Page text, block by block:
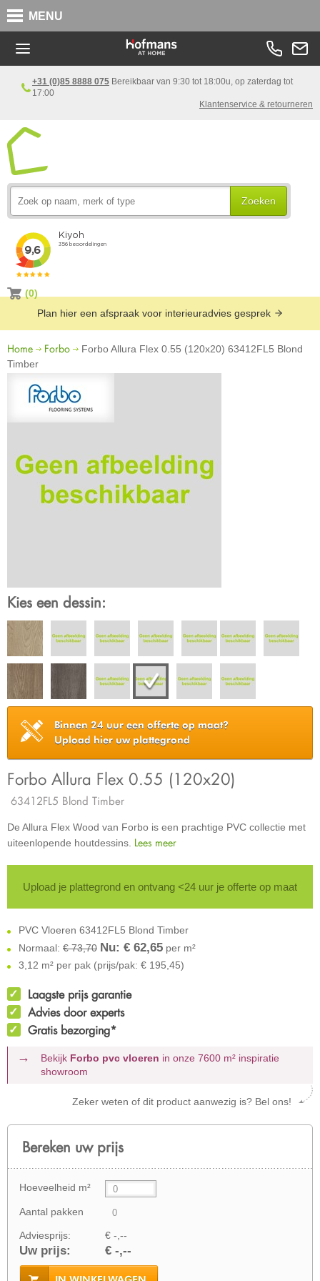
MENU
+31 (0)85 8888 075 Bereikbaar van 9:30 tot 18:00u, op zaterdag tot
17:00
Klantenservice & retourneren
Zoeken
(0)
Plan hier een afspraak voor interieuradvies gesprek
Home Forbo
Forbo Allura Flex 0.55 (120x20) 63412FL5 Blond
Timber
Kies een dessin:
Binnen 24 uur een offerte op maat?
Upload hier uw plattegrond
Forbo Allura Flex 0.55 (120x20)
63412FL5 Blond Timber
De Allura Flex Wood van Forbo is een prachtige PVC collectie met
uiteenlopende houtdessins. Lees meer
Upload je plattegrond en ontvang <24 uur je offerte op maat
PVC Vloeren 63412FL5 Blond Timber
Normaal: € 73,70 Nu: € 62,65 per m²
3,12 m² per pak (prijs/pak: € 195,45)
Laagste prijs garantie
Advies door experts
Gratis bezorging*
Bekijk Forbo pvc vloeren in onze 7600 m² inspiratie
showroom
Zeker weten of dit product aanwezig is? Bel ons!
Bereken uw prijs
Hoeveelheid m²
Aantal pakken
Adviesprijs: € -,--
Uw prijs: € -,--